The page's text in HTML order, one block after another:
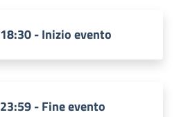
18:30 - Inizio evento
23:59 - Fine evento